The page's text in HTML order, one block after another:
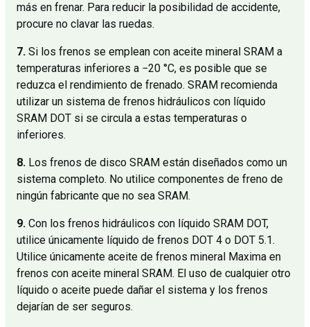
más en frenar. Para reducir la posibilidad de accidente,
procure no clavar las ruedas.
7. Si los frenos se emplean con aceite mineral SRAM a
temperaturas inferiores a −20 °C, es posible que se
reduzca el rendimiento de frenado. SRAM recomienda
utilizar un sistema de frenos hidráulicos con líquido
SRAM DOT si se circula a estas temperaturas o
inferiores.
8. Los frenos de disco SRAM están diseñados como un
sistema completo. No utilice componentes de freno de
ningún fabricante que no sea SRAM.
9. Con los frenos hidráulicos con líquido SRAM DOT,
utilice únicamente líquido de frenos DOT 4 o DOT 5.1.
Utilice únicamente aceite de frenos mineral Maxima en
frenos con aceite mineral SRAM. El uso de cualquier otro
líquido o aceite puede dañar el sistema y los frenos
dejarían de ser seguros.